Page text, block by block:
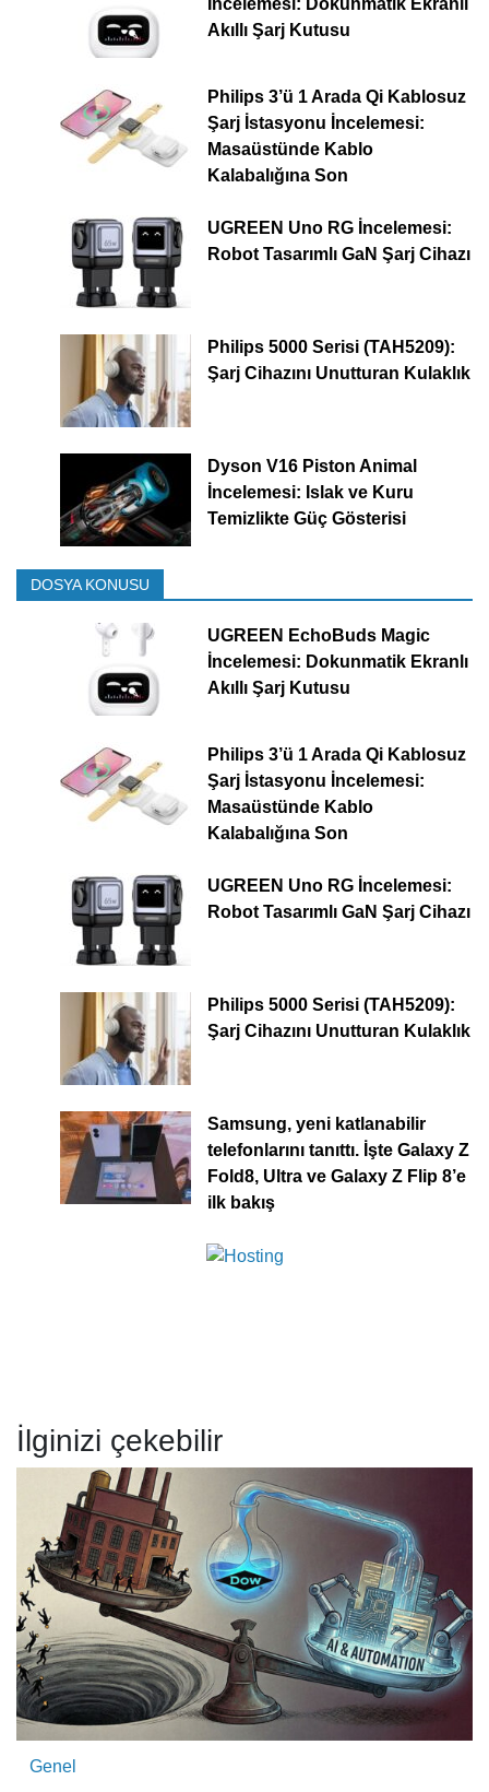
Akıllı Şarj Kutusu
Philips 3’ü 1 Arada Qi Kablosuz
Şarj İstasyonu İncelemesi:
Masaüstünde Kablo
Kalabalığına Son
UGREEN Uno RG İncelemesi:
Robot Tasarımlı GaN Şarj Cihazı
Philips 5000 Serisi (TAH5209):
Şarj Cihazını Unutturan Kulaklık
Dyson V16 Piston Animal
İncelemesi: Islak ve Kuru
Temizlikte Güç Gösterisi
DOSYA KONUSU
UGREEN EchoBuds Magic
İncelemesi: Dokunmatik Ekranlı
Akıllı Şarj Kutusu
Philips 3’ü 1 Arada Qi Kablosuz
Şarj İstasyonu İncelemesi:
Masaüstünde Kablo
Kalabalığına Son
UGREEN Uno RG İncelemesi:
Robot Tasarımlı GaN Şarj Cihazı
Philips 5000 Serisi (TAH5209):
Şarj Cihazını Unutturan Kulaklık
Samsung, yeni katlanabilir
telefonlarını tanıttı. İşte Galaxy Z
Fold8, Ultra ve Galaxy Z Flip 8’e
ilk bakış
İlginizi çekebilir
Genel